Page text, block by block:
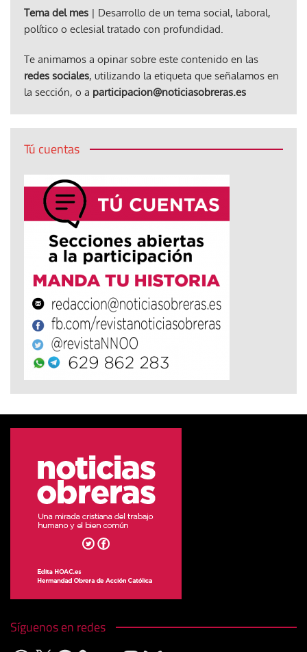
Tema del mes | Desarrollo de un tema social, laboral,
político o eclesial tratado con profundidad.
Te animamos a opinar sobre este contenido en las
redes sociales, utilizando la etiqueta que señalamos en
la sección, o a participacion@noticiasobreras.es
Tú cuentas
Síguenos en redes